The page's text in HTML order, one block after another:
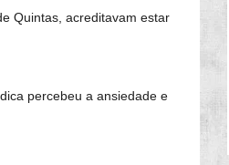
Quintas, acreditavam estar
percebeu a ansiedade e